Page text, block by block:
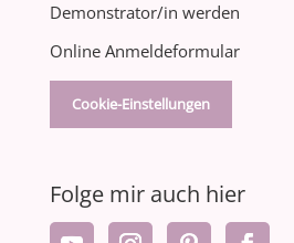
Demonstrator/in werden
Online Anmeldeformular
Cookie-Einstellungen
Folge mir auch hier